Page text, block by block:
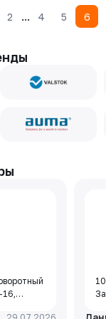
2 ... 4 5 6
29.07.2026